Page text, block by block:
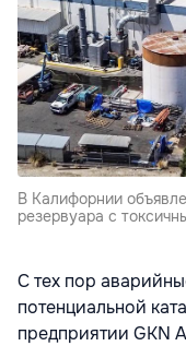
В Калифорнии
резервуара с
С тех пор
потенциальной
предприятии GKN